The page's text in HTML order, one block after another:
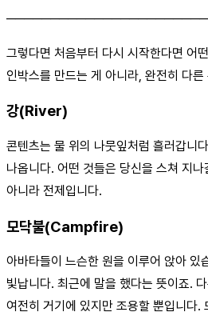
그렇다면 처음부터 다시 시작한다면 어
인박스를 만드는 게 아니라, 완전히 다
강(River)
콘텐츠는 물 위의 나뭇잎처럼 흘러갑니
나옵니다. 어떤 것들은 당신을 스쳐 지
아니라 전제입니다.
모닥불(Campfire)
아바타들이 느슨한 원을 이루어 앉아 있
빛납니다. 최근에 말을 했다는 뜻이죠.
여전히 거기에 있지만 조용할 뿐입니다.